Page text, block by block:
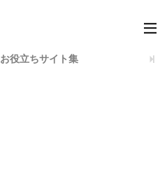
お役立ちサイト集